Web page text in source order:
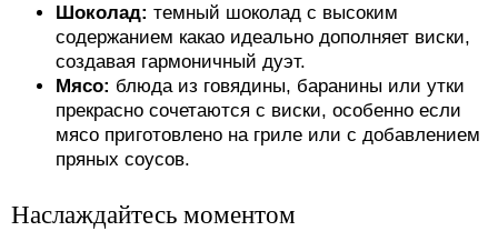
Шоколад: темный шоколад с высоким
содержанием какао идеально дополняет виски,
создавая гармоничный дуэт.
Мясо: блюда из говядины, баранины или утки
прекрасно сочетаются с виски, особенно если
мясо приготовлено на гриле или с добавлением
пряных соусов.
Наслаждайтесь моментом